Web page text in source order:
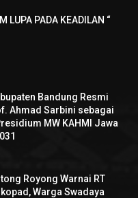
LUPA PADA KEADILAN “
Bandung Resmi
Ahmad Sarbini sebagai
MW KAHMI Jawa
Royong Warnai RT
Warga Swadaya